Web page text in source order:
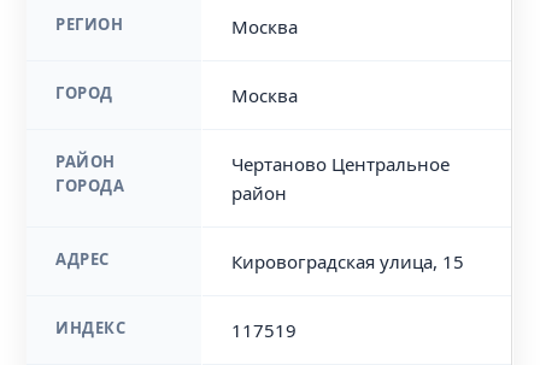
РЕГИОН Москва
ГОРОД Москва
РАЙОН
ГОРОДА
Чертаново Центральное
район
АДРЕС Кировоградская улица, 15
ИНДЕКС 117519